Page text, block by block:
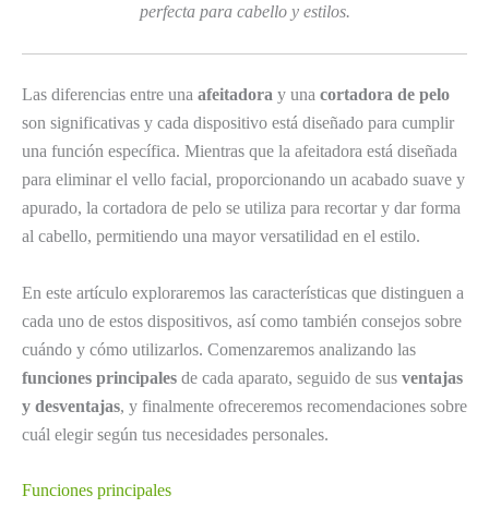
perfecta para cabello y estilos.
Las diferencias entre una afeitadora y una cortadora de pelo
son significativas y cada dispositivo está diseñado para cumplir
una función específica. Mientras que la afeitadora está diseñada
para eliminar el vello facial, proporcionando un acabado suave y
apurado, la cortadora de pelo se utiliza para recortar y dar forma
al cabello, permitiendo una mayor versatilidad en el estilo.
En este artículo exploraremos las características que distinguen a
cada uno de estos dispositivos, así como también consejos sobre
cuándo y cómo utilizarlos. Comenzaremos analizando las
funciones principales de cada aparato, seguido de sus ventajas
y desventajas, y finalmente ofreceremos recomendaciones sobre
cuál elegir según tus necesidades personales.
Funciones principales